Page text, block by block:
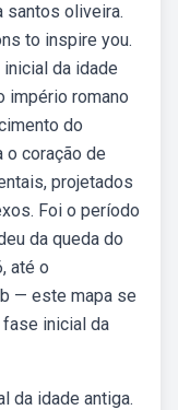
santos oliveira.
to inspire you.
da idade
império romano
do
coração de
projetados
Foi o período
da queda do
até o
— este mapa se
fase inicial da
da idade antiga.